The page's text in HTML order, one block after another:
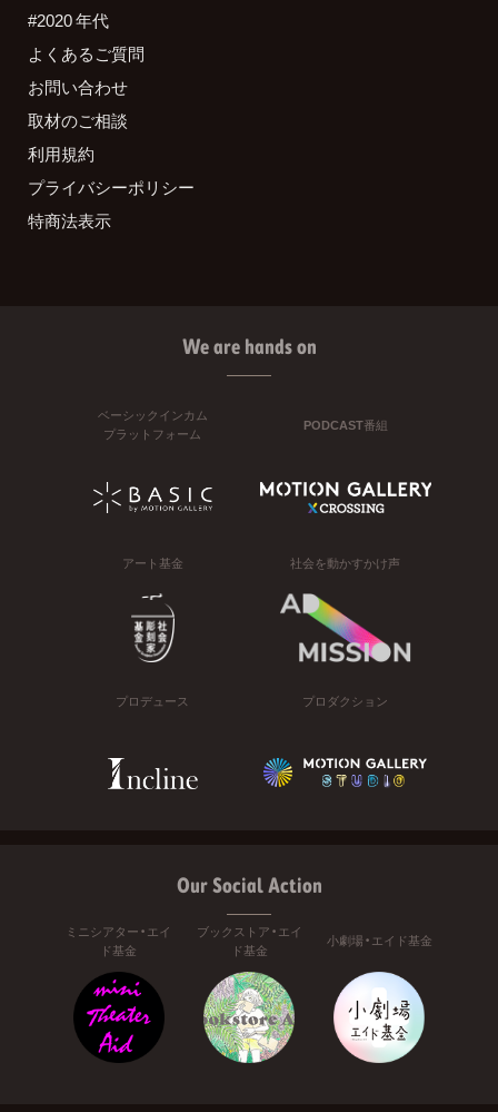
#2020 年代
よくあるご質問
お問い合わせ
取材のご相談
利用規約
プライバシーポリシー
特商法表示
We are hands on
ベーシックインカム
プラットフォーム
PODCAST番組
アート基金 社会を動かすかけ声
プロデュース プロダクション
Our Social Action
ミニシアター・エイ
ド基金
ブックストア・エイ
ド基金
小劇場・エイド基金